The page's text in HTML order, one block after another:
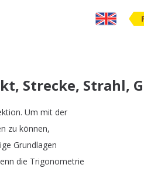
Strecke, Strahl,
. Um mit der
zu können,
Grundlagen
die Trigonometrie